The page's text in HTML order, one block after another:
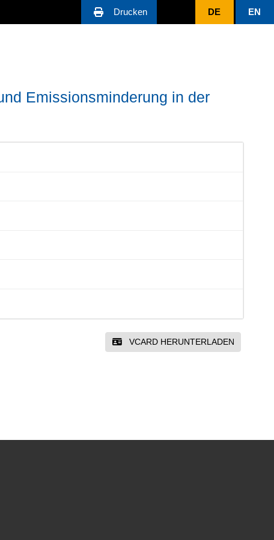
Drucken DE EN
Emissionsminderung in der
VCARD HERUNTERLADEN